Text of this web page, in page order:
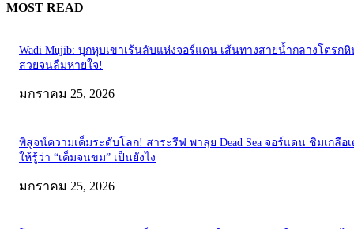
MOST READ
Wadi Mujib: บุกหุบเขาเร้นลับแห่งจอร์แดน เส้นทางสายน้ำกลางโตรก
สวยจนลืมหายใจ!
มกราคม 25, 2026
พิสูจน์ความเค็มระดับโลก! สาระรีฟ พาลุย Dead Sea จอร์แดน ชิมเกลือ
ให้รู้ว่า “เค็มจนขม” เป็นยังไง
มกราคม 25, 2026